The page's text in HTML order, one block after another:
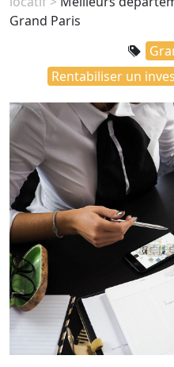
Grand Paris
Rentabiliser un